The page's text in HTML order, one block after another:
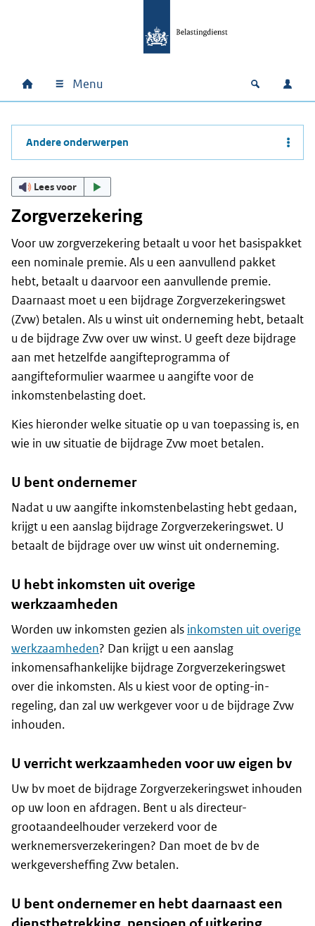
Hoofdnavigatie
Home Menu Open
Andere onderwerpen
Lees voor
Zorgverzekering
Voor uw zorgverzekering betaalt u voor het basispakket
een nominale premie. Als u een aanvullend pakket
hebt, betaalt u daarvoor een aanvullende premie.
Daarnaast moet u een bijdrage Zorgverzekeringswet
(Zvw) betalen. Als u winst uit onderneming hebt, betaalt
u de bijdrage Zvw over uw winst. U geeft deze bijdrage
aan met hetzelfde aangifteprogramma of
aangifteformulier waarmee u aangifte voor de
inkomstenbelasting doet.
Kies hieronder welke situatie op u van toepassing is, en
wie in uw situatie de bijdrage Zvw moet betalen.
U bent ondernemer
Nadat u uw aangifte inkomstenbelasting hebt gedaan,
krijgt u een aanslag bijdrage Zorgverzekeringswet. U
betaalt de bijdrage over uw winst uit onderneming.
U hebt inkomsten uit overige
werkzaamheden
Worden uw inkomsten gezien als inkomsten uit overige
werkzaamheden? Dan krijgt u een aanslag
inkomensafhankelijke bijdrage Zorgverzekeringswet
over die inkomsten. Als u kiest voor de opting-in-
regeling, dan zal uw werkgever voor u de bijdrage Zvw
inhouden.
U verricht werkzaamheden voor uw eigen bv
Uw bv moet de bijdrage Zorgverzekeringswet inhouden
op uw loon en afdragen. Bent u als directeur-
grootaandeelhouder verzekerd voor de
werknemersverzekeringen? Dan moet de bv de
werkgeversheffing Zvw betalen.
U bent ondernemer en hebt daarnaast een